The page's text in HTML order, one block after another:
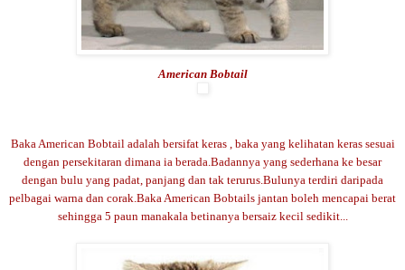
American Bobtail
Baka American Bobtail adalah bersifat keras , baka yang kelihatan keras sesuai
dengan persekitaran dimana ia berada.Badannya yang sederhana ke besar
dengan bulu yang padat, panjang dan tak terurus.Bulunya terdiri daripada
pelbagai warna dan corak.Baka American Bobtails jantan boleh mencapai berat
sehingga 5 paun manakala betinanya bersaiz kecil sedikit...